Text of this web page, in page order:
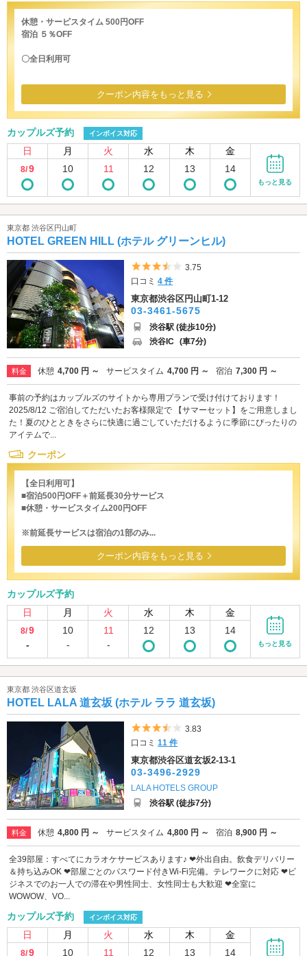
休憩・サービスタイム 500円OFF
宿泊 ５％OFF
〇全日利用可
クーポン内容をもっと見る
カップルズ予約 インボイス対応
日 月 火 水 木 金
8/9 10 11 12 13 14
もっと見る
東京都 渋谷区円山町
HOTEL GREEN HILL (ホテル グリーンヒル)
5つ星のうち3.5
3.75
口コミ4 件
東京都渋谷区円山町1-12
03-3461-5675
渋谷駅 (徒歩10分)
渋谷IC (車7分)
料金 休憩 4,700 円 ～ サービスタイム 4,700 円 ～ 宿泊 7,300 円 ～
事前の予約はカップルズのサイトから専用プランで受け付けております！
2025/8/12 ご宿泊してただいたお客様限定で 【サマーセット】をご用意しまし
た！夏のひとときをさらに快適に過ごしていただけるように季節にぴったりの
アイテムで...
クーポン
【全日利用可】
■宿泊500円OFF＋前延長30分サービス
■休憩・サービスタイム200円OFF
※前延長サービスは宿泊の1部のみ...
クーポン内容をもっと見る
カップルズ予約
日
月 火 水 木 金
8/9
-
10
-
11
-
12 13 14
もっと見る
東京都 渋谷区道玄坂
HOTEL LALA 道玄坂 (ホテル ララ 道玄坂)
5つ星のうち3.5
3.83
口コミ11 件
東京都渋谷区道玄坂2-13-1
03-3496-2929
LALA HOTELS GROUP
渋谷駅 (徒歩7分)
料金 休憩 4,800 円 ～ サービスタイム 4,800 円 ～ 宿泊 8,900 円 ～
全39部屋：すべてにカラオケサービスあります♪ ❤外出自由。飲食デリバリー
＆持ち込みOK ❤部屋ごとのパスワード付きWi-Fi完備。テレワークに対応 ❤ビ
ジネスでのお一人での滞在や男性同士、女性同士も大歓迎 ❤全室に
WOWOW、VO...
カップルズ予約 インボイス対応
日 月 火 水 木 金
8/9
10
11
12 13 14